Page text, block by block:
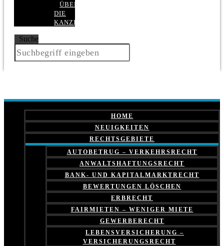
ÜBER
DIE
KANZLEI
Suche
HOME
NEUIGKEITEN
RECHTSGEBIETE
AUTOBETRUG – VERKEHRSRECHT
ANWALTSHAFTUNGSRECHT
BANK- UND KAPITALMARKTRECHT
BEWERTUNGEN LÖSCHEN
ERBRECHT
FAIRMIETEN – WENIGER MIETE
GEWERBERECHT
LEBENSVERSICHERUNG –
VERSICHERUNGSRECHT